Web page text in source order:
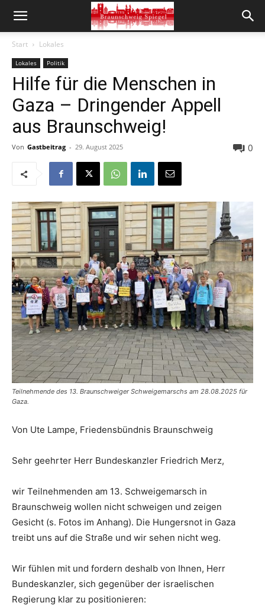
Start Lokales
Lokales Politik
Hilfe für die Menschen in
Gaza – Dringender Appell
aus Braunschweig!
Von Gastbeitrag - 29. August 2025 0
Teilnehmende des 13. Braunschweiger Schweigemarschs am 28.08.2025 für
Gaza.
Von Ute Lampe, Friedensbündnis Braunschweig
Sehr geehrter Herr Bundeskanzler Friedrich Merz,
wir Teilnehmenden am 13. Schweigemarsch in
Braunschweig wollen nicht schweigen und zeigen
Gesicht (s. Fotos im Anhang). Die Hungersnot in Gaza
treibt uns auf die Straße und wir sehen nicht weg.
Wir fühlen mit und fordern deshalb von Ihnen, Herr
Bundeskanzler, sich gegenüber der israelischen
Regierung klar zu positionieren: